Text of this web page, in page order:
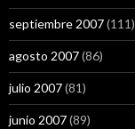
septiembre 2007(111)
agosto 2007(86)
julio 2007(81)
junio 2007(89)